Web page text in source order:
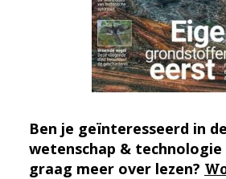
Ben je geïnteresseerd in
wetenschap &
graag meer over lezen?